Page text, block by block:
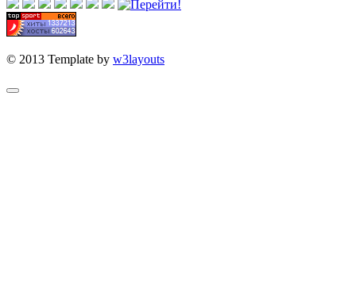
© 2013 Template by w3layouts